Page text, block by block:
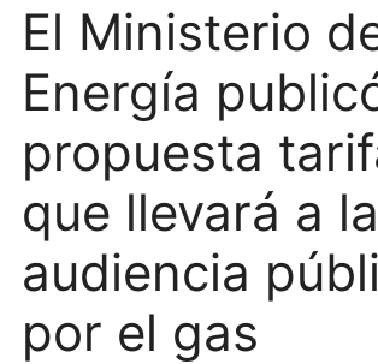
El Ministerio
Energía
propuesta
que llevará a la
audiencia
por el gas